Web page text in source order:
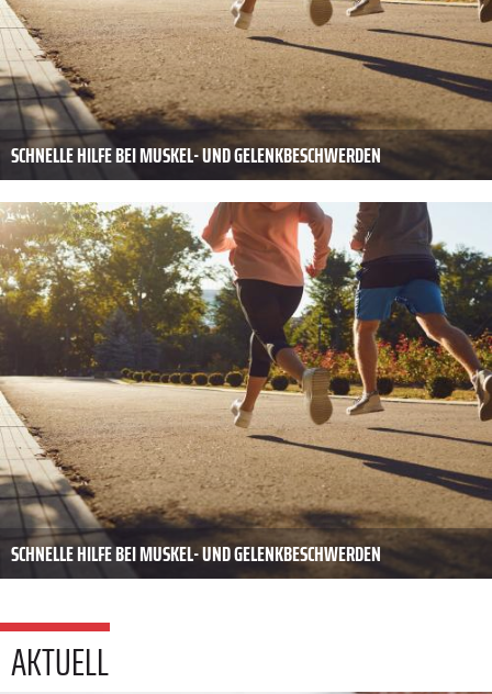
SCHNELLE HILFE BEI MUSKEL- UND GELENKBESCHWERDEN
SCHNELLE HILFE BEI MUSKEL- UND GELENKBESCHWERDEN
AKTUELL